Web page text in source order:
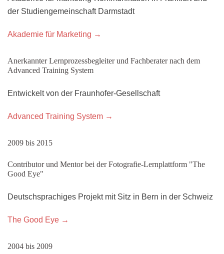
der Studiengemeinschaft Darmstadt
Akademie für Marketing →
Anerkannter Lernprozessbegleiter und Fachberater nach dem
Advanced Training System
Entwickelt von der Fraunhofer-Gesellschaft
Advanced Training System →
2009 bis 2015
Contributor und Mentor bei der Fotografie-Lernplattform "The
Good Eye"
Deutschsprachiges Projekt mit Sitz in Bern in der Schweiz
The Good Eye →
2004 bis 2009